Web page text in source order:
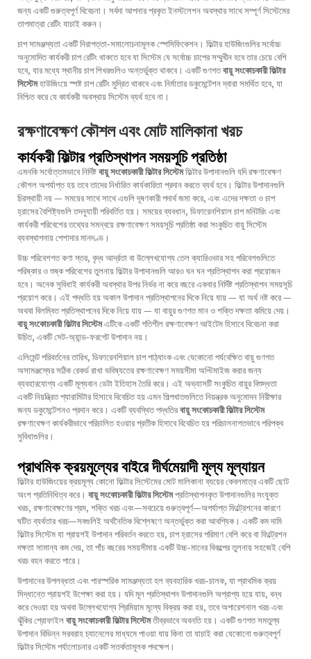
জন্য একটি গুরুত্বপূর্ণ বিবেচনা। সর্বদা আপনার প্রকৃত ইনস্টলেশন অবস্থার সাথে সম্পূর্ণ সিস্টেমের
তাপমাত্রা রেটিং যাচাই করুন।
চাপ সামঞ্জস্যতা একটি নিরাপত্তা-সমালোচনামূলক স্পেসিফিকেশন। ফিল্টার হাউজিংগুলির সর্বোচ্চ
অনুমোদিত কার্যকরী চাপ রেটিং থাকতে হবে যা সিস্টেম যে সর্বোচ্চ চাপের সম্মুখীন হবে তার চেয়ে বেশি
হবে, যার মধ্যে স্থানীয় চাপ শিখরগুলিও অন্তর্ভুক্ত থাকবে। একটি গুণগতবায়ু সংকোচকারী ফিল্টার
সিস্টেমহাউজিংয়ে স্পষ্ট চাপ রেটিং মুদ্রিত থাকবে এবং নির্মাতার ডকুমেন্টেশন দ্বারা সমর্থিত হবে, যা
নিশ্চিত করে যে কার্যকরী অবস্থায় সিস্টেম ব্যর্থ হবে না।
রক্ষণাবেক্ষণ কৌশল এবং মোট মালিকানা খরচ
কার্যকরী ফিল্টার প্রতিস্থাপন সময়সূচি প্রতিষ্ঠা
এমনকি সর্বোত্তমভাবে নির্দিষ্টবায়ু সংকোচকারী ফিল্টার সিস্টেমফিল্টার উপাদানগুলি যদি রক্ষণাবেক্ষণ
কৌশল অপর্যাপ্ত হয় তবে তাদের নির্ধারিত কার্যকারিতা প্রদান করতে ব্যর্থ হবে। ফিল্টার উপাদানগুলি
চিরস্থায়ী নয় — সময়ের সাথে সাথে এগুলি দূষণকারী পদার্থ জমা করে, এবং এদের দক্ষতা ও চাপ
হ্রাসের বৈশিষ্ট্যগুলি তদনুযায়ী পরিবর্তিত হয়। সময়ের ব্যবধান, ডিফারেনশিয়াল চাপ মনিটরিং এবং
কার্যকরী পরিবেশের তথ্যের সমন্বয়ে রক্ষণাবেক্ষণ সময়সূচি প্রতিষ্ঠা করা সংকুচিত বায়ু সিস্টেম
ব্যবস্থাপনায় পেশাদার মানদণ্ড।
উচ্চ পরিবেশগত কণা স্তর, বৃদ্ধ আর্দ্রতা বা উল্লেখযোগ্য তেল ক্যারিওভার সহ পরিবেশগুলিতে
পরিষ্কার ও শুষ্ক পরিবেশের তুলনায় ফিল্টার উপাদানগুলি আরও ঘন ঘন প্রতিস্থাপন করা প্রয়োজন
হবে। অনেক সুবিধাই কার্যকরী অবস্থার উপর নির্ভর না করে বছরে একবার নির্দিষ্ট প্রতিস্থাপন সময়সূচি
প্রয়োগ করে। এই পদ্ধতি হয় অকাল উপাদান প্রতিস্থাপনের দিকে নিয়ে যায় — যা অর্থ নষ্ট করে —
অথবা বিলম্বিত প্রতিস্থাপনের দিকে নিয়ে যায় — যা বায়ুর গুণগত মান ও শক্তি দক্ষতা কমিয়ে দেয়।
বায়ু সংকোচকারী ফিল্টার সিস্টেমএটিকে একটি গতিশীল রক্ষণাবেক্ষণ আইটেম হিসাবে বিবেচনা করা
উচিত, একটি সেট-অ্যান্ড-ফরগেট উপাদান নয়।
এলিমেন্ট পরিবর্তনের তারিখ, ডিফারেনশিয়াল চাপ পাঠ্যাংক এবং যেকোনো পর্যবেক্ষিত বায়ু গুণগত
অসামঞ্জস্যের সঠিক রেকর্ড রাখা ভবিষ্যতের রক্ষণাবেক্ষণ সময়সীমা অপ্টিমাইজ করার জন্য
ব্যবহারযোগ্য একটি মূল্যবান ডেটা ইতিহাস তৈরি করে। এই অভ্যাসটি সংকুচিত বায়ুর বিশুদ্ধতা
একটি নিয়ন্ত্রিত প্যারামিটার হিসাবে বিবেচিত হয় এমন শিল্পখাতগুলিতে নিয়ন্ত্রক অনুমোদন নিরীক্ষার
জন্য ডকুমেন্টেশনও প্রদান করে। একটি ব্যবস্থিত পদ্ধতিরবায়ু সংকোচকারী ফিল্টার সিস্টেম
রক্ষণাবেক্ষণ কার্যকরীভাবে পরিচালিত হওয়ার প্রতীক হিসাবে বিবেচিত হয় পরিচালনাগতভাবে পরিপক্ব
সুবিধাগুলির।
প্রাথমিক ক্রয়মূল্যের বাইরে দীর্ঘমেয়াদী মূল্য মূল্যায়ন
ফিল্টার হাউজিংয়ের ক্রয়মূল্য কোনো ফিল্টার সিস্টেমের মোট মালিকানা ব্যয়ের কেবলমাত্র একটি ছোট
অংশ প্রতিনিধিত্ব করে। বায়ু সংকোচকারী ফিল্টার সিস্টেমপ্রতিস্থাপনকৃত উপাদানগুলির সংযুক্ত
খরচ, রক্ষণাবেক্ষণের শ্রম, শক্তি খরচ এবং—সবচেয়ে গুরুত্বপূর্ণ—অপর্যাপ্ত ফিল্ট্রেশনের কারণে
ঘটিত ব্যর্থতার খরচ—সবগুলিই অর্থনৈতিক বিশ্লেষণে অন্তর্ভুক্ত করা আবশ্যিক। একটি কম দামি
ফিল্টার সিস্টেম যা প্রায়শই উপাদান পরিবর্তন করতে হয়, চাপ হ্রাসের পরিমাণ বেশি করে বা ফিল্ট্রেশন
দক্ষতা সামান্য কম দেয়, তা পাঁচ বছরের সময়সীমায় একটি উচ্চ-মানের বিকল্পের তুলনায় সহজেই বেশি
খরচ বহন করতে পারে।
উপাদানের উপলব্ধতা এবং পারস্পরিক সামঞ্জস্যতা হল ব্যবহারিক খরচ-চালক, যা প্রাথমিক ক্রয়
সিদ্ধান্তে প্রায়শই উপেক্ষা করা হয়। যদি মূল প্রতিস্থাপন উপাদানগুলি অপ্রাপ্য হয়ে যায়, বন্ধ
করে দেওয়া হয় অথবা উল্লেখযোগ্য প্রিমিয়াম মূল্যে বিক্রয় করা হয়, তবে অপারেশনাল খরচ এবং
ঝুঁকির প্রোফাইলবায়ু সংকোচকারী ফিল্টার সিস্টেমতীব্রভাবে অবনতি হয়। একটি গুণগত সমতুল্য
উপাদান বিভিন্ন সরবরাহ চ্যানেলের মাধ্যমে পাওয়া যায় কিনা তা যাচাই করা যেকোনো গুরুত্বপূর্ণ
ফিল্টার সিস্টেম পর্যালোচনার একটি সতর্কতামূলক পদক্ষেপ।